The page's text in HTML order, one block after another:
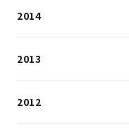
2014
2013
2012